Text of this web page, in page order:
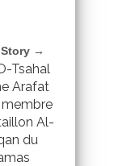
→
Tsahal
Arafat
membre
Al-
du